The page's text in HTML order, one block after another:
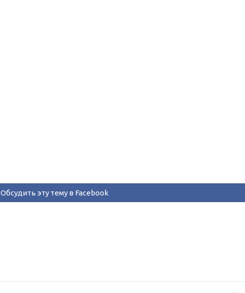
Обсудить эту тему в Facebook